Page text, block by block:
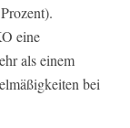
eine
als einem
bei